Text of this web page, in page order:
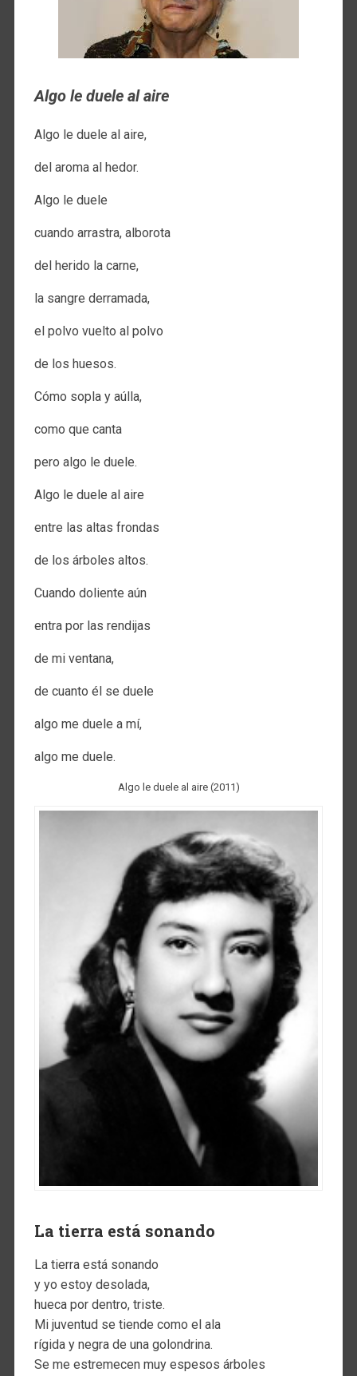
Algo le duele al aire
Algo le duele al aire,
del aroma al hedor.
Algo le duele
cuando arrastra, alborota
del herido la carne,
la sangre derramada,
el polvo vuelto al polvo
de los huesos.
Cómo sopla y aúlla,
como que canta
pero algo le duele.
Algo le duele al aire
entre las altas frondas
de los árboles altos.
Cuando doliente aún
entra por las rendijas
de mi ventana,
de cuanto él se duele
algo me duele a mí,
algo me duele.
Algo le duele al aire (2011)
La tierra está sonando
La tierra está sonando
y yo estoy desolada,
hueca por dentro, triste.
Mi juventud se tiende como el ala
rígida y negra de una golondrina.
Se me estremecen muy espesos árboles